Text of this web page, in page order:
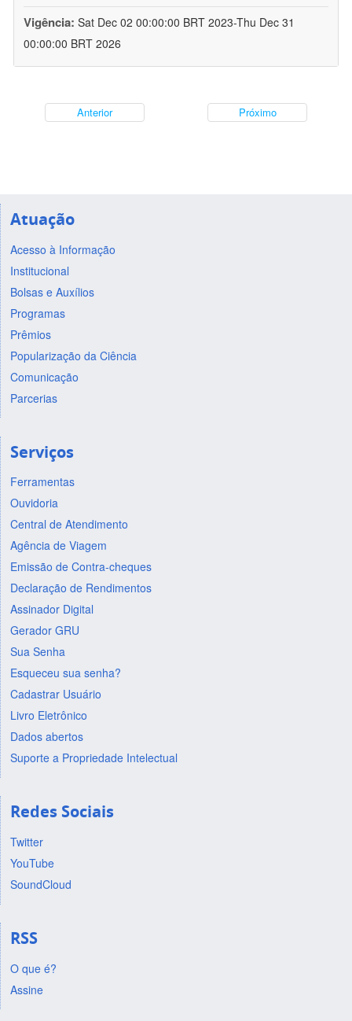
Vigência: Sat Dec 02 00:00:00 BRT 2023-Thu Dec 31
00:00:00 BRT 2026
Anterior Próximo
Atuação
Acesso à Informação
Institucional
Bolsas e Auxílios
Programas
Prêmios
Popularização da Ciência
Comunicação
Parcerias
Serviços
Ferramentas
Ouvidoria
Central de Atendimento
Agência de Viagem
Emissão de Contra-cheques
Declaração de Rendimentos
Assinador Digital
Gerador GRU
Sua Senha
Esqueceu sua senha?
Cadastrar Usuário
Livro Eletrônico
Dados abertos
Suporte a Propriedade Intelectual
Redes Sociais
Twitter
YouTube
SoundCloud
RSS
O que é?
Assine